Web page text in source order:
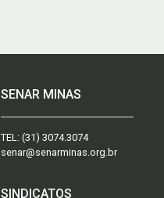
SENAR MINAS
TEL: (31) 3074.3074
senar@senarminas.org.br
SINDICATOS